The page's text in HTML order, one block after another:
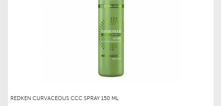
REDKEN CURVACEOUS CCC SPRAY 150 ML